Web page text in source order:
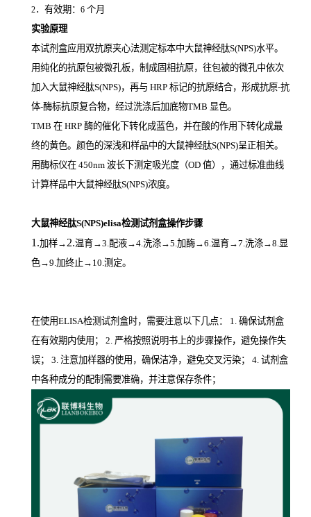
2．有效期： 6 个月
实验原理
本试剂盒应用双抗原夹心法测定标本中大鼠神经肽S(NPS)水平。
用纯化的抗原包被微孔板，制成固相抗原，往包被的微孔中依次
加入大鼠神经肽S(NPS)，再与 HRP 标记的抗原结合，形成抗原-抗
体-酶标抗原复合物，经过洗涤后加底物TMB 显色。
TMB 在 HRP 酶的催化下转化成蓝色，并在酸的作用下转化成最
终的黄色。颜色的深浅和样品中的大鼠神经肽S(NPS)呈正相关。
用酶标仪在 450nm 波长下测定吸光度（OD 值），通过标准曲线
计算样品中大鼠神经肽S(NPS)浓度。
大鼠神经肽S(NPS)elisa检测试剂盒操作步骤
1.加样→ 2.温育→3.配液→4.洗涤→5.加酶→6.温育→7.洗涤→8.显
色→9.加终止→10.测定。
在使用ELISA检测试剂盒时，需要注意以下几点： 1. 确保试剂盒
在有效期内使用； 2. 严格按照说明书上的步骤操作，避免操作失
误； 3. 注意加样器的使用，确保洁净，避免交叉污染； 4. 试剂盒
中各种成分的配制需要准确，并注意保存条件；